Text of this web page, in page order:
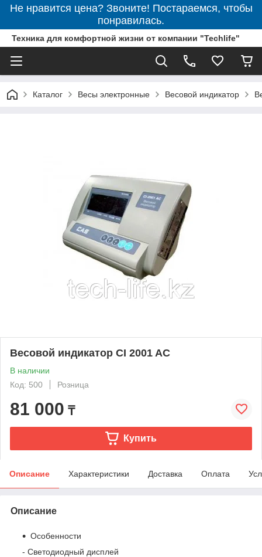
Не нравится цена? Звоните! Постараемся, чтобы
понравилась.
Техника для комфортной жизни от компании "Techlife"
Каталог Весы электронные Весовой индикатор
Весовой индикатор СI 2001 AC
В наличии
Код: 500
Розница
81 000 ₸
Купить
Описание Характеристики Доставка Оплата
Описание
Особенности
- Светодиодный дисплей